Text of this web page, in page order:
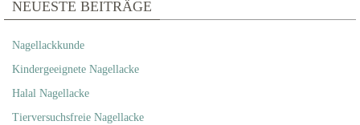
NEUESTE BEITRÄGE
Nagellackkunde
Kindergeeignete Nagellacke
Halal Nagellacke
Tierversuchsfreie Nagellacke